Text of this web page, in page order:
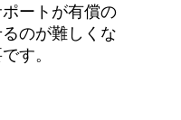
ートが有償の
のが難しくな
す。